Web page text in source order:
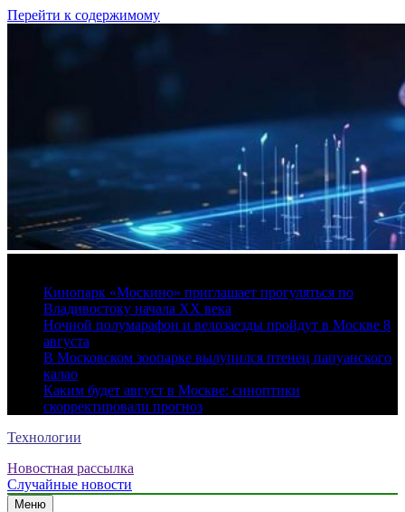
Перейти к содержимому
Кинопарк «Москино» приглашает прогуляться по
Владивостоку начала XX века
Ночной полумарафон и велозаезды пройдут в Москве 8
августа
В Московском зоопарке вылупился птенец папуанского
калао
Каким будет август в Москве: синоптики
скорректировали прогноз
Технологии
Новостная рассылка
Случайные новости
Меню